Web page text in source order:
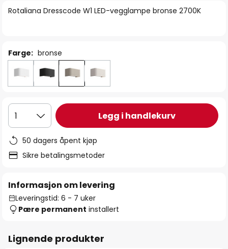
bildegalleri
Rotaliana Dresscode W1 LED-vegglampe bronse 2700K
Farge: bronse
1 Legg i handlekurv
50 dagers åpent kjøp
Sikre betalingsmetoder
Informasjon om levering
Leveringstid: 6 - 7 uker
Pære permanent installert
Lignende produkter